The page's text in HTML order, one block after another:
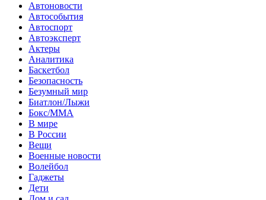
Автоновости
Автособытия
Автоспорт
Автоэксперт
Актеры
Аналитика
Баскетбол
Безопасность
Безумный мир
Биатлон/Лыжи
Бокс/MMA
В мире
В России
Вещи
Военные новости
Волейбол
Гаджеты
Дети